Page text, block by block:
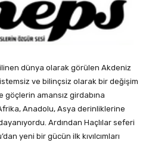
dünya olarak görülen Akdeniz
ve bilinçsiz olarak bir değişim
göçlerin amansız girdabına
Anadolu, Asya derinliklerine
Ardından Haçlılar seferi
yeni bir gücün ilk kıvılcımları